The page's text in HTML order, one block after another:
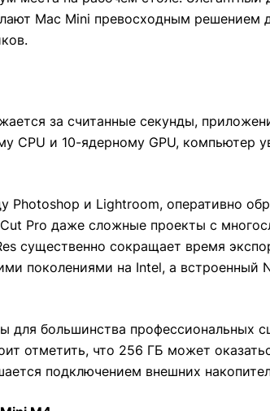
Mac Mini превосходным решением
за считанные секунды,
CPU и 10-ядерному GPU, компьютер
и Lightroom, оперативно
Pro даже сложные проекты с
существенно сокращает время
поколениями на Intel, а встроенный
для большинства профессиональных
отметить, что 256 ГБ может
подключением внешних